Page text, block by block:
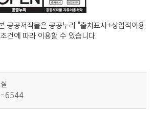
공공저작물은 공공누리 "출처표시+상업적이용
건에 따라 이용할 수 있습니다.
6544